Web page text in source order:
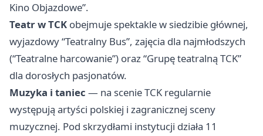
Kino Objazdowe”.
Teatr w TCK obejmuje spektakle w siedzibie głównej,
wyjazdowy “Teatralny Bus”, zajęcia dla najmłodszych
(“Teatralne harcowanie”) oraz “Grupę teatralną TCK”
dla dorosłych pasjonatów.
Muzyka i taniec — na scenie TCK regularnie
występują artyści polskiej i zagranicznej sceny
muzycznej. Pod skrzydłami instytucji działa 11